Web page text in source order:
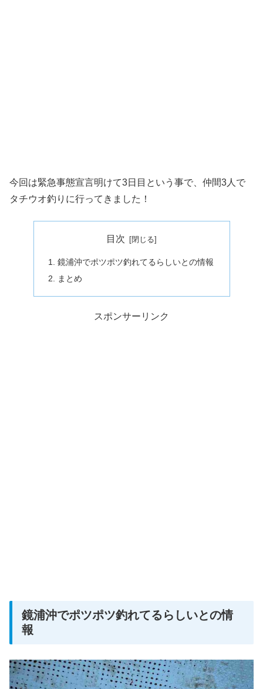
今回は緊急事態宣言明けて3日目という事で、仲間3人で
タチウオ釣りに行ってきました！
目次
鏡浦沖でポツポツ釣れてるらしいとの情報
まとめ
スポンサーリンク
鏡浦沖でポツポツ釣れてるらしいとの情
報